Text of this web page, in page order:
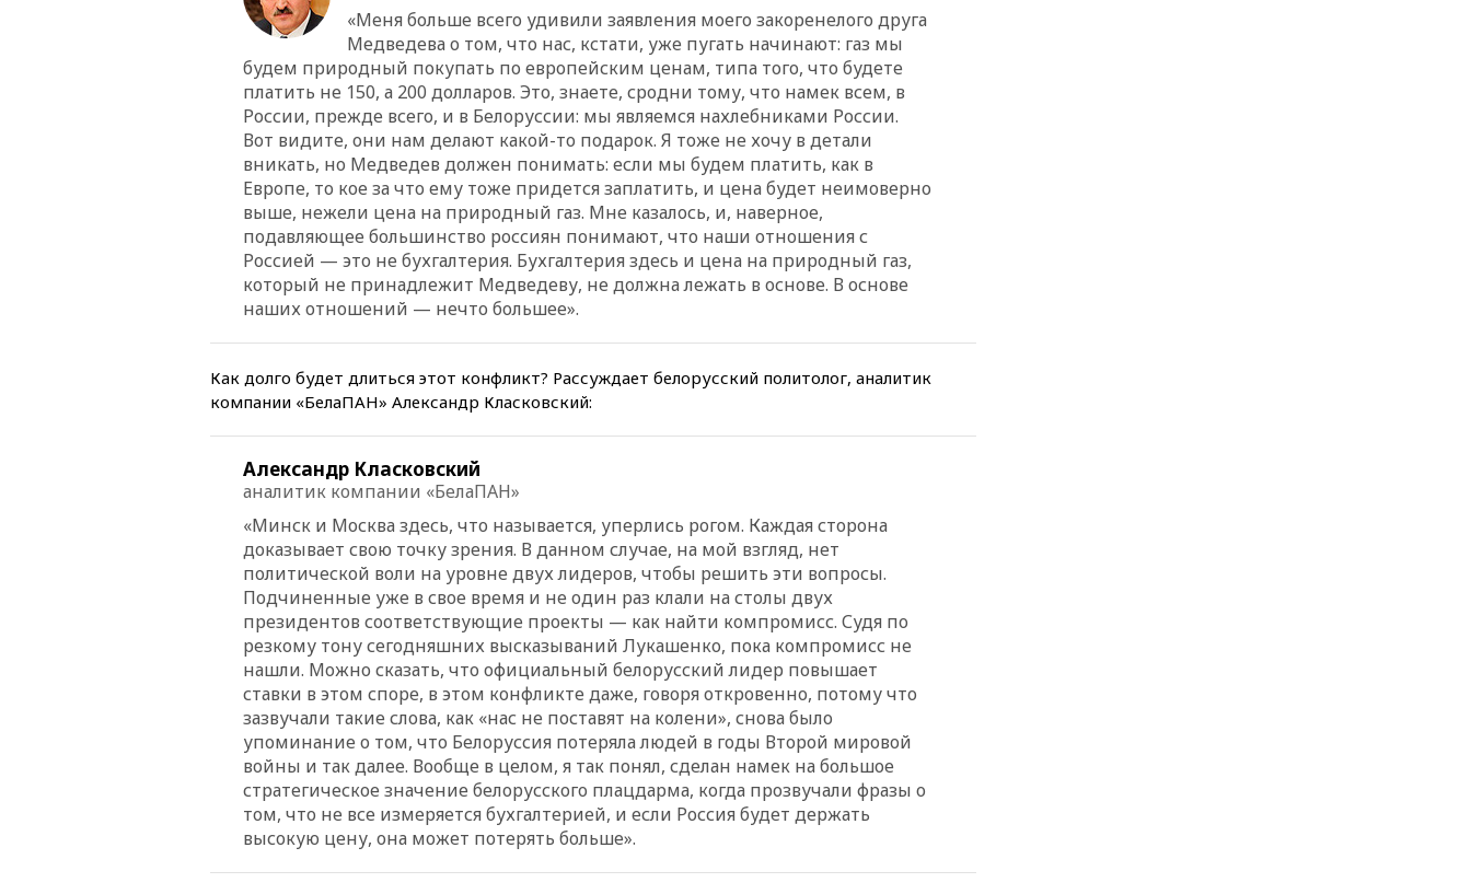
12:44 МВД: число
преступлений, связанных с
отмыванием денег, достигло
рекордного показателя
12:40 В Подмосковье
женщина и трехлетний
ребенок погибли при падении
из окна
12:22
В России с 1 сентября
изменятся билеты на
общественный транспорт
сделки по открытию
Politico: США
разведданными с Украиной
В Ярославской области
обломки БПЛА упали в
резервуары НПЗ
МИД России ответил на
критику мэра Хиросимы в
годовщину ядерной
бомбардировки
10:57 Оверчук заявил о
сокращении товарооборота
России и Армении на две
трети
10:54Президент ФИФА
Джанни Инфантино сумел
10:38Роскачество нашло
«Меня больше всего удивили заявления моего закоренелого друга
Медведева о том, что нас, кстати, уже пугать начинают: газ мы
будем природный покупать по европейским ценам, типа того, что будете
платить не 150, а 200 долларов. Это, знаете, сродни тому, что намек всем, в
России, прежде всего, и в Белоруссии: мы являемся нахлебниками России.
Вот видите, они нам делают какой-то подарок. Я тоже не хочу в детали
вникать, но Медведев должен понимать: если мы будем платить, как в
Европе, то кое за что ему тоже придется заплатить, и цена будет неимоверно
выше, нежели цена на природный газ. Мне казалось, и, наверное,
подавляющее большинство россиян понимают, что наши отношения с
Россией — это не бухгалтерия. Бухгалтерия здесь и цена на природный газ,
который не принадлежит Медведеву, не должна лежать в основе. В основе
наших отношений — нечто большее».
Как долго будет длиться этот конфликт? Рассуждает белорусский политолог, аналитик
компании «БелаПАН» Александр Класковский:
Александр Класковский
аналитик компании «БелаПАН»
«Минск и Москва здесь, что называется, уперлись рогом. Каждая сторона
доказывает свою точку зрения. В данном случае, на мой взгляд, нет
политической воли на уровне двух лидеров, чтобы решить эти вопросы.
Подчиненные уже в свое время и не один раз клали на столы двух
президентов соответствующие проекты — как найти компромисс. Судя по
резкому тону сегодняшних высказываний Лукашенко, пока компромисс не
нашли. Можно сказать, что официальный белорусский лидер повышает
ставки в этом споре, в этом конфликте даже, говоря откровенно, потому что
зазвучали такие слова, как «нас не поставят на колени», снова было
упоминание о том, что Белоруссия потеряла людей в годы Второй мировой
войны и так далее. Вообще в целом, я так понял, сделан намек на большое
стратегическое значение белорусского плацдарма, когда прозвучали фразы о
том, что не все измеряется бухгалтерией, и если Россия будет держать
высокую цену, она может потерять больше».